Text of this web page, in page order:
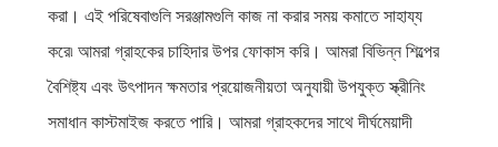
করা। এই পরিষেবাগুলি সরঞ্জামগুলি কাজ না করার সময় কমাতে সাহায্য
করে৷ আমরা গ্রাহকের চাহিদার উপর ফোকাস করি। আমরা বিভিন্ন শিল্পের
বৈশিষ্ট্য এবং উৎপাদন ক্ষমতার প্রয়োজনীয়তা অনুযায়ী উপযুক্ত স্ক্রীনিং
সমাধান কাস্টমাইজ করতে পারি। আমরা গ্রাহকদের সাথে দীর্ঘমেয়াদী